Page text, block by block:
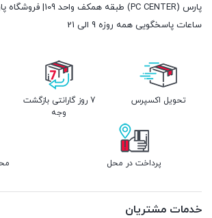
پارس (PC CENTER) طبقه همکف واحد 109| فروشگاه پارس نوین
ساعات پاسخگویی همه روزه 9 الی 21
تحویل اکسپرس
7 روز گارانتی بازگشت
وجه
پرداخت در محل
خدمات مشتریان